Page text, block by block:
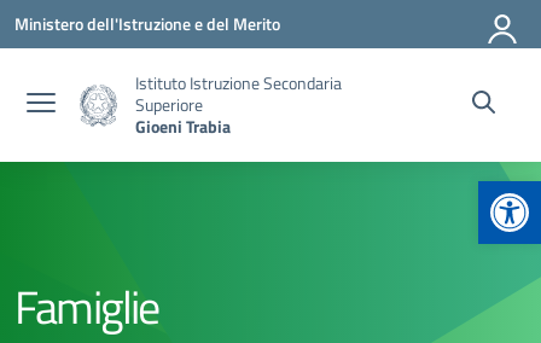
Vai ai contenuti
Vai al menu di navigazione
Vai al footer
Ministero dell'Istruzione e del Merito
Istituto Istruzione Secondaria
Superiore
Gioeni Trabia
Famiglie